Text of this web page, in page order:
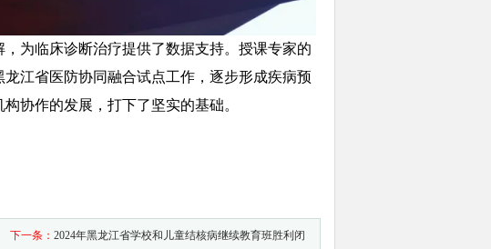
为临床诊断治疗提供了数据支持。授课专家的
江省医防协同融合试点工作，逐步形成疾病预
协作的发展，打下了坚实的基础。
下一条： 2024年黑龙江省学校和儿童结核病继续教育班胜利闭